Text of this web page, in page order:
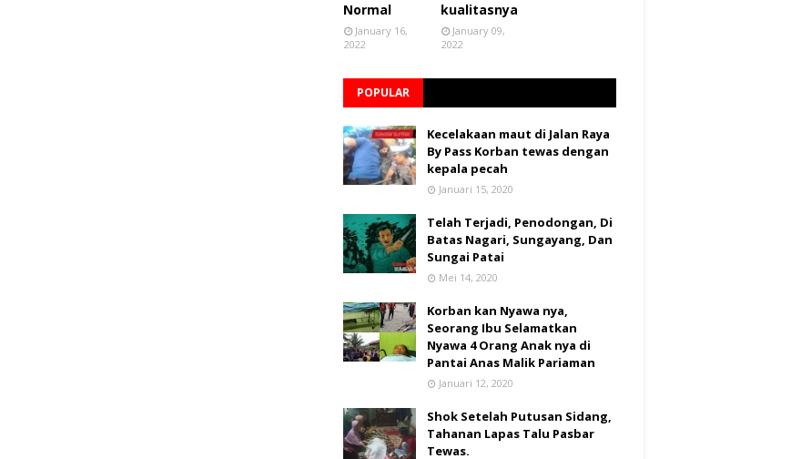
Normal
January 16,
2022
kualitasnya
January 09,
2022
POPULAR
Kecelakaan maut di Jalan Raya
By Pass Korban tewas dengan
kepala pecah
Januari 15, 2020
Telah Terjadi, Penodongan, Di
Batas Nagari, Sungayang, Dan
Sungai Patai
Mei 14, 2020
Korban kan Nyawa nya,
Seorang Ibu Selamatkan
Nyawa 4 Orang Anak nya di
Pantai Anas Malik Pariaman
Januari 12, 2020
Shok Setelah Putusan Sidang,
Tahanan Lapas Talu Pasbar
Tewas.